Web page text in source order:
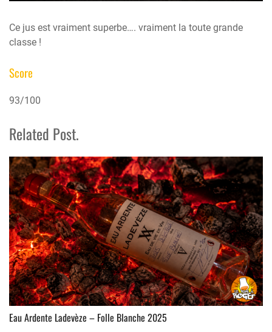
Ce jus est vraiment superbe…. vraiment la toute grande
classe !
Score
93/100
Related Post.
Eau Ardente Ladevèze – Folle Blanche 2025